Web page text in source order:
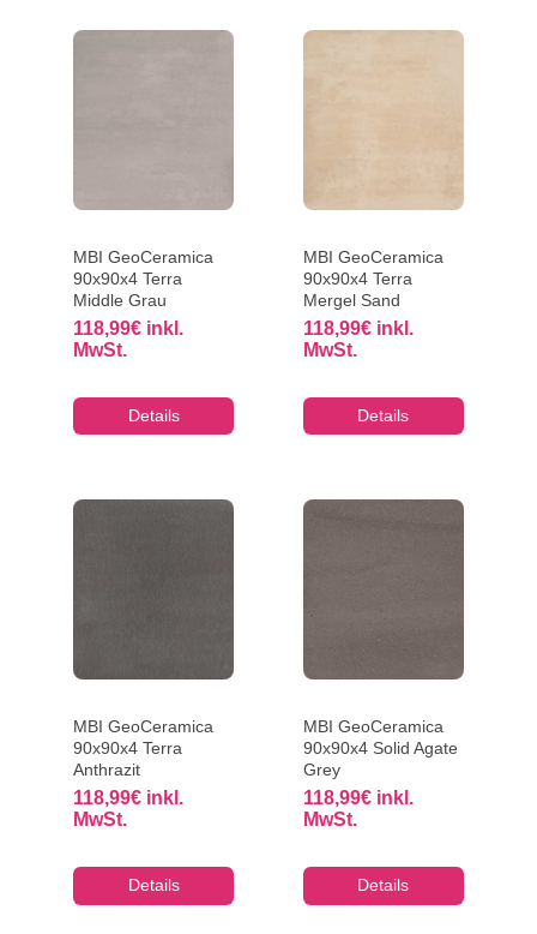
MBI GeoCeramica
90x90x4 Terra
Middle Grau
118,99€ inkl.
MwSt.
Details
MBI GeoCeramica
90x90x4 Terra
Mergel Sand
118,99€ inkl.
MwSt.
Details
MBI GeoCeramica
90x90x4 Terra
Anthrazit
118,99€ inkl.
MwSt.
Details
MBI GeoCeramica
90x90x4 Solid Agate
Grey
118,99€ inkl.
MwSt.
Details